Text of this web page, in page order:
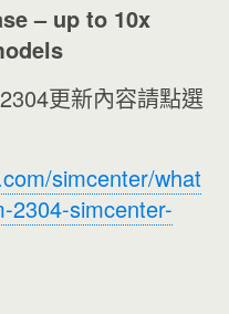
– up to 10x
更新內容請點選
simcenter/what
2304-simcenter-